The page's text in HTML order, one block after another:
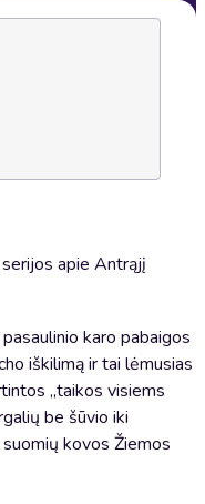
apie Antrąjį
karo pabaigos
iškilimą ir tai lėmusias
„taikos visiems
be šūvio iki
kovos Žiemos